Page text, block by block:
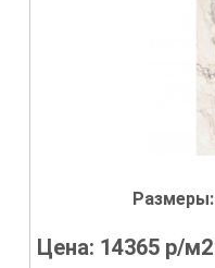
Размеры:
Цена: 14365 р/м2